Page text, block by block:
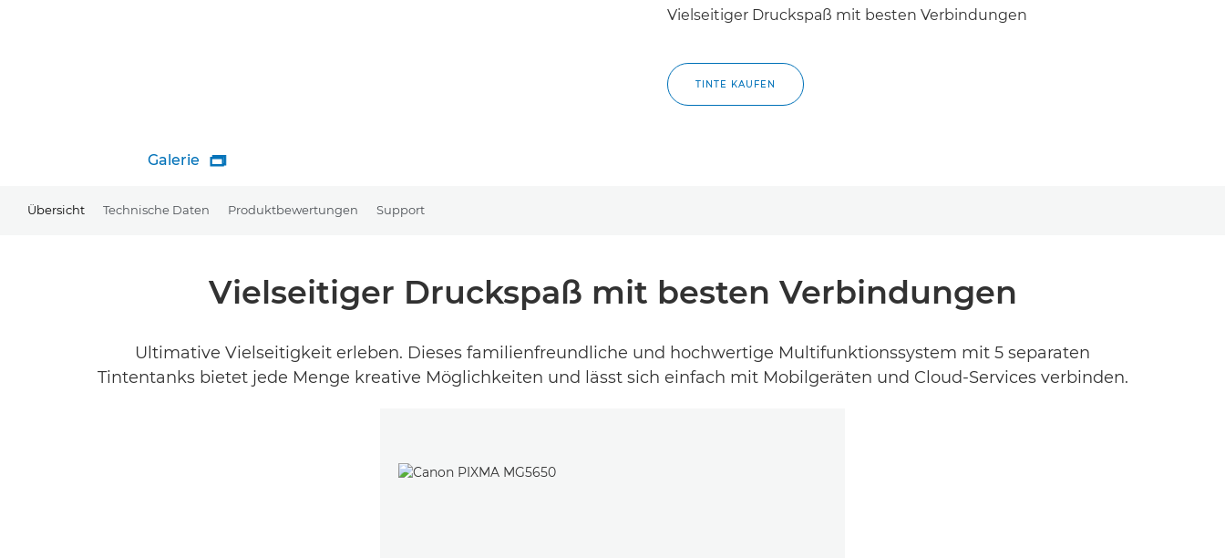
Galerie 
Vielseitiger Druckspaß mit besten Verbindungen
TINTE KAUFEN
Übersicht Technische Daten Produktbewertungen Support
Vielseitiger Druckspaß mit besten Verbindungen
Ultimative Vielseitigkeit erleben. Dieses familienfreundliche und hochwertige Multifunktionssystem mit 5 separaten
Tintentanks bietet jede Menge kreative Möglichkeiten und lässt sich einfach mit Mobilgeräten und Cloud-Services verbinden.